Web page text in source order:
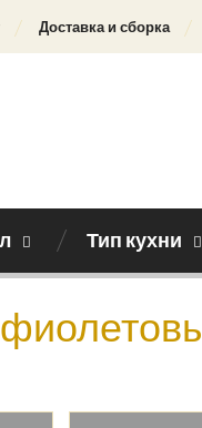
Доставка и сборка
Тип кухни